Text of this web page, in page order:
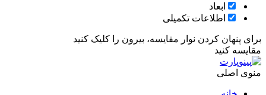
ابعاد
اطلاعات تکمیلی
برای پنهان کردن نوار مقایسه، بیرون را کلیک کنید
مقایسه کنید
منوی اصلی